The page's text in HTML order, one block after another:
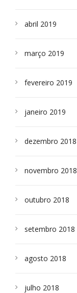
abril 2019
março 2019
fevereiro 2019
janeiro 2019
dezembro 2018
novembro 2018
outubro 2018
setembro 2018
agosto 2018
julho 2018